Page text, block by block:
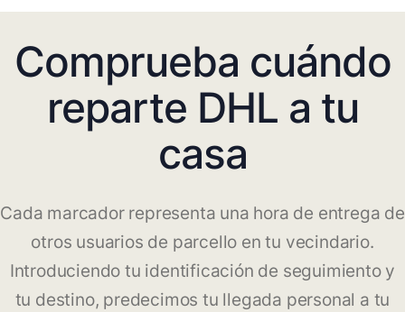
Comprueba cuándo
reparte DHL a tu
casa
Cada marcador representa una hora de entrega de
otros usuarios de parcello en tu vecindario.
Introduciendo tu identificación de seguimiento y
tu destino, predecimos tu llegada personal a tu